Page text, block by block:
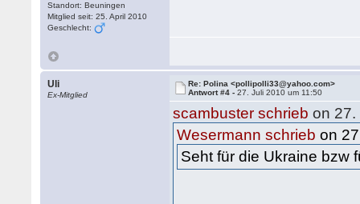
Standort: Beuningen
Mitglied seit: 25. April 2010
Geschlecht:
Uli
Ex-Mitglied
Re: Polina <pollipolli33@yahoo.com>
Antwort #4 -27. Juli 2010 um 11:50
scambuster schrieb on 27.
Wesermann schrieb on
Seht für die Ukraine bzw